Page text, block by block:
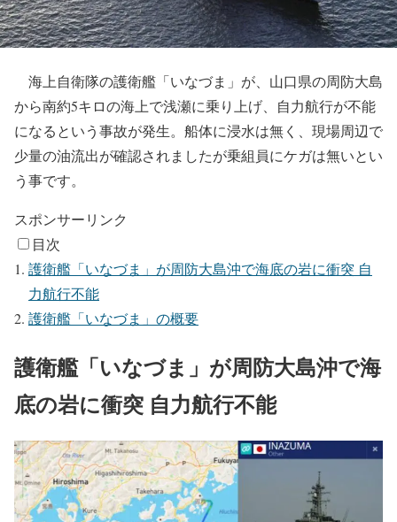
海上自衛隊の護衛艦「いなづま」が、山口県の周防大島
から南約5キロの海上で浅瀬に乗り上げ、自力航行が不能
になるという事故が発生。船体に浸水は無く、現場周辺で
少量の油流出が確認されましたが乗組員にケガは無いとい
う事です。
スポンサーリンク
目次
護衛艦「いなづま」が周防大島沖で海底の岩に衝突 自
力航行不能
護衛艦「いなづま」の概要
護衛艦「いなづま」が周防大島沖で海
底の岩に衝突 自力航行不能